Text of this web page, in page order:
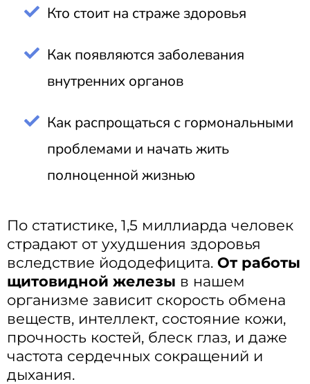
Кто стоит на страже здоровья
Как появляются заболевания
внутренних органов
Как распрощаться с гормональными
проблемами и начать жить
полноценной жизнью
По статистике, 1,5 миллиарда человек
страдают от ухудшения здоровья
вследствие йододефицита. От работы
щитовидной железы в нашем
организме зависит скорость обмена
веществ, интеллект, состояние кожи,
прочность костей, блеск глаз, и даже
частота сердечных сокращений и
дыхания.